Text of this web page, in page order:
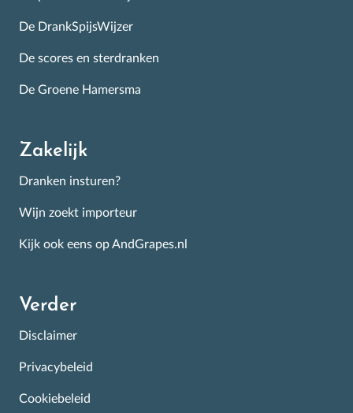
De DrankSpijsWijzer
De scores en sterdranken
De Groene Hamersma
Zakelijk
Dranken insturen?
Wijn zoekt importeur
Kijk ook eens op AndGrapes.nl
Verder
Disclaimer
Privacybeleid
Cookiebeleid